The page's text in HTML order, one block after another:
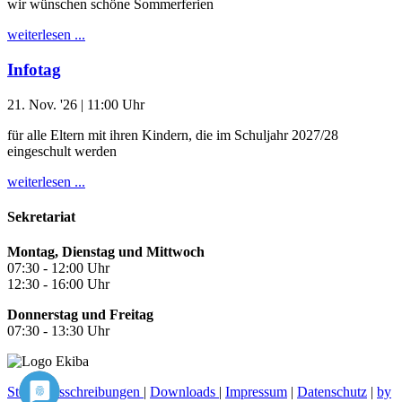
wir wünschen schöne Sommerferien
weiterlesen ...
Infotag
21. Nov. '26 | 11:00 Uhr
für alle Eltern mit ihren Kindern, die im Schuljahr 2027/28
eingeschult werden
weiterlesen ...
Sekretariat
Montag, Dienstag und Mittwoch
07:30 - 12:00 Uhr
12:30 - 16:00 Uhr
Donnerstag und Freitag
07:30 - 13:30 Uhr
Stellenausschreibungen | Downloads | Impressum | Datenschutz | by